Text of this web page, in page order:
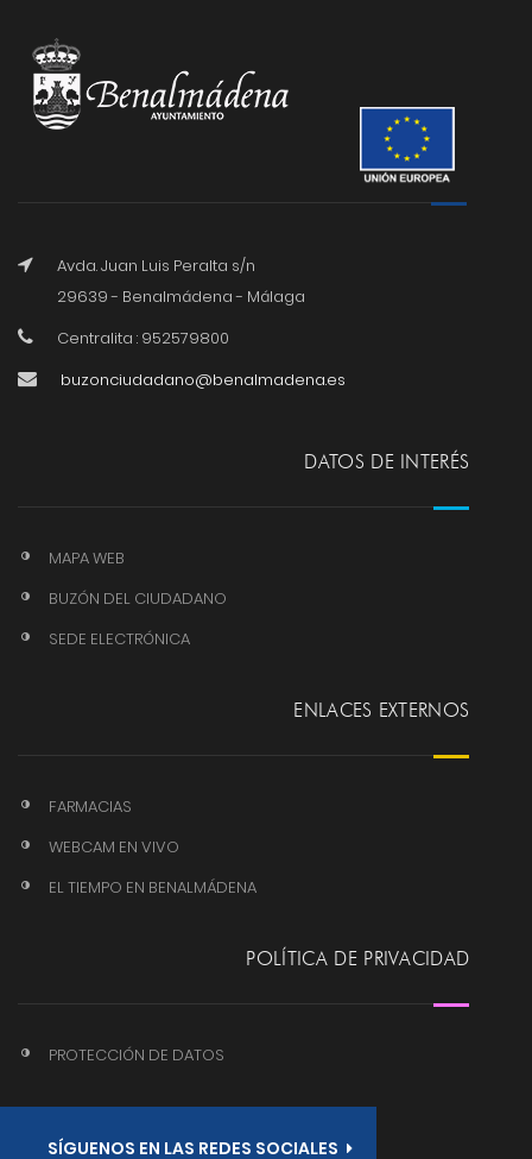
Avda. Juan Luis Peralta s/n
29639 - Benalmádena - Málaga
Centralita : 952579800
buzonciudadano@benalmadena.es
DATOS DE INTERÉS
MAPA WEB
BUZÓN DEL CIUDADANO
SEDE ELECTRÓNICA
ENLACES EXTERNOS
FARMACIAS
WEBCAM EN VIVO
EL TIEMPO EN BENALMÁDENA
POLÍTICA DE PRIVACIDAD
PROTECCIÓN DE DATOS
SÍGUENOS EN LAS REDES SOCIALES